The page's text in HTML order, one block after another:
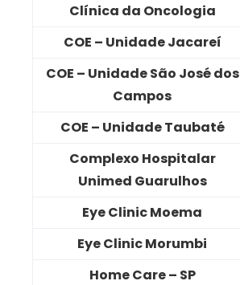
Clínica da Oncologia
COE – Unidade Jacareí
COE – Unidade São José dos
Campos
COE – Unidade Taubaté
Complexo Hospitalar
Unimed Guarulhos
Eye Clinic Moema
Eye Clinic Morumbi
Home Care – SP